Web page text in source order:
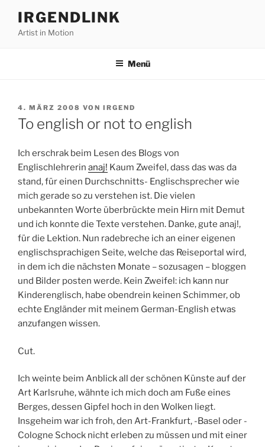
Inhalt
springen
IRGENDLINK
Artist in Motion
Menü
VERÖFFENTLICHT
AM
4. MÄRZ 2008 VON IRGEND
To english or not to english
Ich erschrak beim Lesen des Blogs von
Englischlehrerin anaj! Kaum Zweifel, dass das was da
stand, für einen Durchschnitts- Englischsprecher wie
mich gerade so zu verstehen ist. Die vielen
unbekannten Worte überbrückte mein Hirn mit Demut
und ich konnte die Texte verstehen. Danke, gute anaj!,
für die Lektion. Nun radebreche ich an einer eigenen
englischsprachigen Seite, welche das Reiseportal wird,
in dem ich die nächsten Monate – sozusagen – bloggen
und Bilder posten werde. Kein Zweifel: ich kann nur
Kinderenglisch, habe obendrein keinen Schimmer, ob
echte Engländer mit meinem German-English etwas
anzufangen wissen.
Cut.
Ich weinte beim Anblick all der schönen Künste auf der
Art Karlsruhe, wähnte ich mich doch am Fuße eines
Berges, dessen Gipfel hoch in den Wolken liegt.
Insgeheim war ich froh, den Art-Frankfurt, -Basel oder -
Cologne Schock nicht erleben zu müssen und mit einer